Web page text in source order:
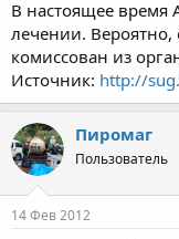
В настоящее время
лечении.
комиссован из
Источник: http://
Пиромаг
Пользователь
14 Фев 2012